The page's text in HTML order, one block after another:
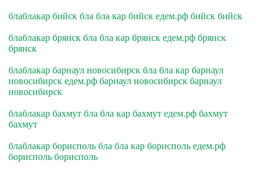
блаблакар бийск бла бла кар бийск едем.рф бийск бийск
блаблакар брянск бла бла кар брянск едем.рф брянск
брянск
блаблакар барнаул новосибирск бла бла кар барнаул
новосибирск едем.рф барнаул новосибирск барнаул
новосибирск
блаблакар бахмут бла бла кар бахмут едем.рф бахмут
бахмут
блаблакар борисполь бла бла кар борисполь едем.рф
борисполь борисполь